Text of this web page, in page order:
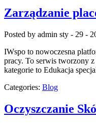
Zarządzanie
Posted by admin sty - 29 -
IWspo to nowoczesna
pracy. To serwis tworzony
kategorie to Edukacja
Categories: Blog
Oczyszczanie